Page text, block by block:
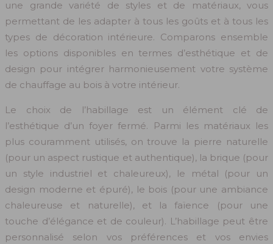
une grande variété de styles et de matériaux, vous
permettant de les adapter à tous les goûts et à tous les
types de décoration intérieure. Comparons ensemble
les options disponibles en termes d’esthétique et de
design pour intégrer harmonieusement votre système
de chauffage au bois à votre intérieur.
Le choix de l’habillage est un élément clé de
l’esthétique d’un foyer fermé. Parmi les matériaux les
plus couramment utilisés, on trouve la pierre naturelle
(pour un aspect rustique et authentique), la brique (pour
un style industriel et chaleureux), le métal (pour un
design moderne et épuré), le bois (pour une ambiance
chaleureuse et naturelle), et la faïence (pour une
touche d’élégance et de couleur). L’habillage peut être
personnalisé selon vos préférences et vos envies